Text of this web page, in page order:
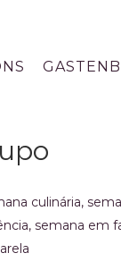
culinária,
semana em